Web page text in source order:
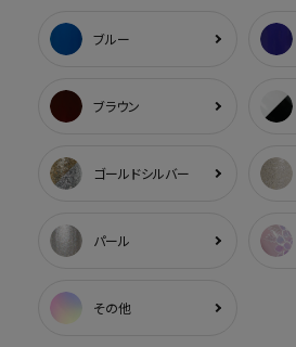
ブルー
ブラウン
ゴールドシルバー
パール
その他